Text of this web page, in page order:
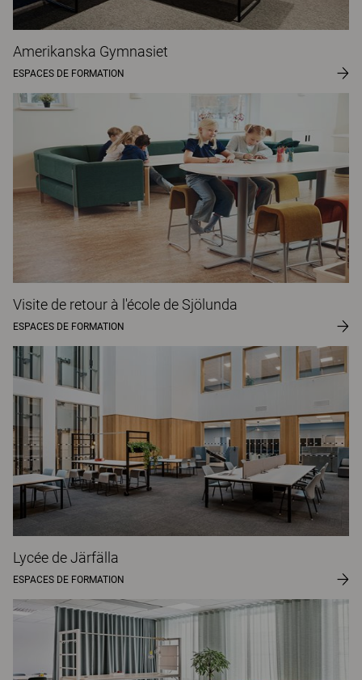
Amerikanska Gymnasiet
ESPACES DE FORMATION
Visite de retour à l'école de Sjölunda
ESPACES DE FORMATION
Lycée de Järfälla
ESPACES DE FORMATION